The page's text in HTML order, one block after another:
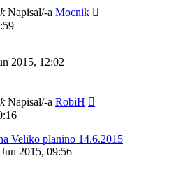
Napisal/-a Mocnik
2015, 12:02
Napisal/-a RobiH
Veliko planino 14.6.2015
2015, 09:56